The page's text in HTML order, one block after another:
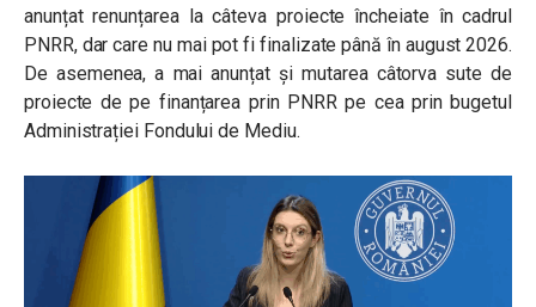
anunțat renunțarea la câteva proiecte încheiate în cadrul
PNRR, dar care nu mai pot fi finalizate până în august 2026.
De asemenea, a mai anunțat și mutarea câtorva sute de
proiecte de pe finanțarea prin PNRR pe cea prin bugetul
Administrației Fondului de Mediu.